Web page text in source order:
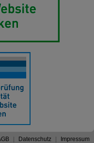
Datenschutz Impressum